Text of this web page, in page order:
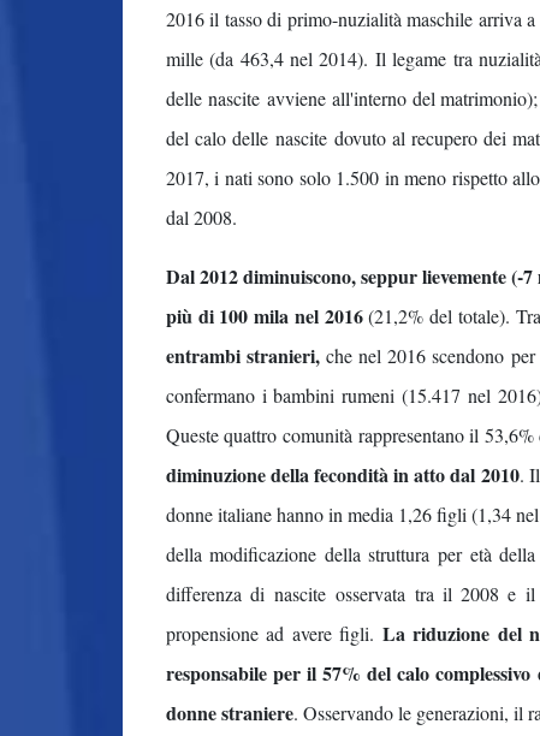
2016 il tasso di primo-nuzialità maschile arriva
mille (da 463,4 nel 2014). Il legame tra
delle nascite avviene all'interno del
del calo delle nascite dovuto al recupero dei
2017, i nati sono solo 1.500 in meno rispetto
dal 2008.
Dal 2012 diminuiscono, seppur lievemente (-
più di 100 mila nel 2016(21,2% del totale).
entrambi stranieri,che nel 2016 scendono
confermano i bambini rumeni (15.417 nel
Queste quattro comunità rappresentano il
diminuzione della fecondità in atto dal 2010.
donne italiane hanno in media 1,26 figli (1,34
della modificazione della struttura per età
differenza di nascite osservata tra il 2008 e
propensione ad avere figli. La riduzione del
responsabile per il 57% del calo
donne straniere. Osservando le generazioni, il